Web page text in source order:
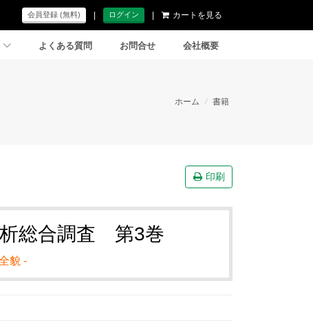
会員登録 (無料) | ログイン | カートを見る
よくある質問 お問合せ 会社概要
ホーム / 書籍
印刷
総合調査 第3巻
貌 -